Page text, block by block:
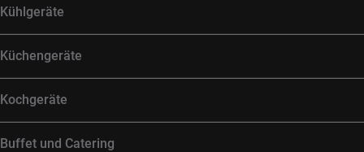
Kühlgeräte
Küchengeräte
Kochgeräte
Buffet und Catering